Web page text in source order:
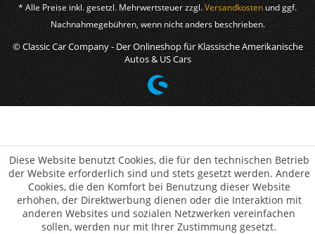
* Alle Preise inkl. gesetzl. Mehrwertsteuer zzgl.Versandkosten und ggf.
Nachnahmegebühren, wenn nicht anders beschrieben.
© Classic Car Company - Der Onlineshop für Klassische Amerikanische
Autos & US Cars
Diese Website benutzt Cookies, die für den technischen Betrieb
der Website erforderlich sind und stets gesetzt werden. Andere
Cookies, die den Komfort bei Benutzung dieser Website
erhöhen, der Direktwerbung dienen oder die Interaktion mit
anderen Websites und sozialen Netzwerken vereinfachen
sollen, werden nur mit Ihrer Zustimmung gesetzt.